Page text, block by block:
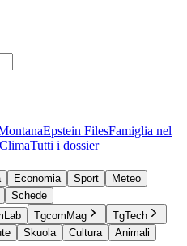
Epstein FilesFamiglia nel
Tutti i dossier
Economia Sport
Meteo
Schede
TgcomMag
TgTech
Skuola Cultura
Animali